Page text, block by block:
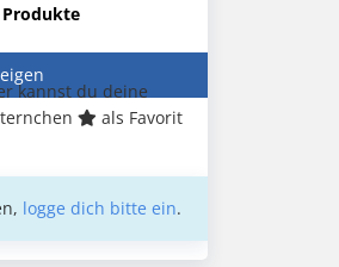
kannst du deine
als Favorit
logge dich bitte ein.